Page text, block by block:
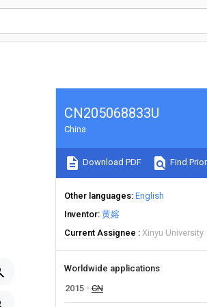
CN205068833U
China
Download PDF Find
Other languages English
Inventor 黄嫆
Current Assignee
Xinyu University
Worldwide applications
2015
CN